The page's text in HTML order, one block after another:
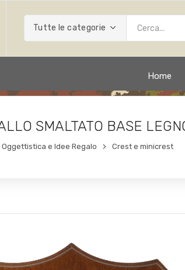
Tutte le categorie
Home
SMALTATO BASE
Oggettistica e Idee Regalo Crest e minicrest